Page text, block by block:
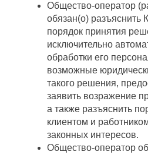
Общество-оператор
обязан(о) разъяснить
порядок принятия
исключительно
обработки его
возможные
такого решения,
заявить возражение
а также разъяснить
клиентом и
законных интересов.
Общество-оператор